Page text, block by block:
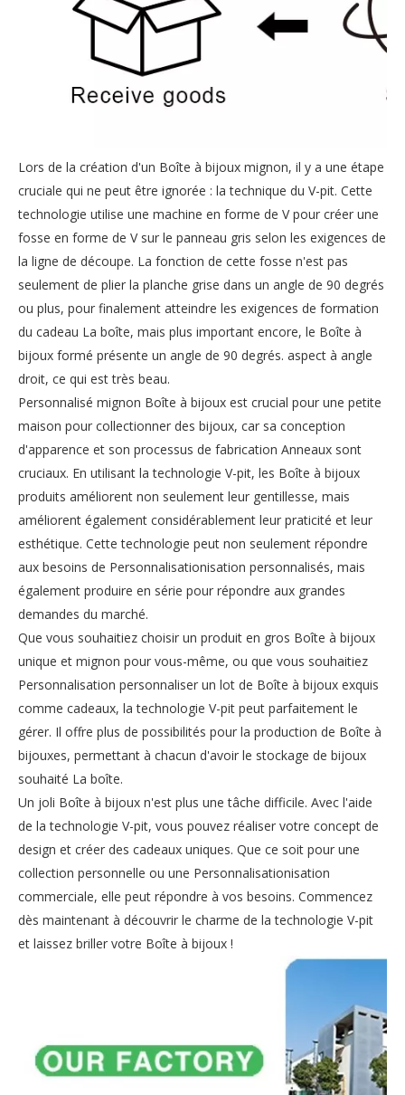
Lors de la création d'un Boîte à bijoux mignon, il y a une étape
cruciale qui ne peut être ignorée : la technique du V-pit. Cette
technologie utilise une machine en forme de V pour créer une
fosse en forme de V sur le panneau gris selon les exigences de
la ligne de découpe. La fonction de cette fosse n'est pas
seulement de plier la planche grise dans un angle de 90 degrés
ou plus, pour finalement atteindre les exigences de formation
du cadeau La boîte, mais plus important encore, le Boîte à
bijoux formé présente un angle de 90 degrés. aspect à angle
droit, ce qui est très beau.
Personnalisé mignon Boîte à bijoux est crucial pour une petite
maison pour collectionner des bijoux, car sa conception
d'apparence et son processus de fabrication Anneaux sont
cruciaux. En utilisant la technologie V-pit, les Boîte à bijoux
produits améliorent non seulement leur gentillesse, mais
améliorent également considérablement leur praticité et leur
esthétique. Cette technologie peut non seulement répondre
aux besoins de Personnalisationisation personnalisés, mais
également produire en série pour répondre aux grandes
demandes du marché.
Que vous souhaitiez choisir un produit en gros Boîte à bijoux
unique et mignon pour vous-même, ou que vous souhaitiez
Personnalisation personnaliser un lot de Boîte à bijoux exquis
comme cadeaux, la technologie V-pit peut parfaitement le
gérer. Il offre plus de possibilités pour la production de Boîte à
bijouxes, permettant à chacun d'avoir le stockage de bijoux
souhaité La boîte.
Un joli Boîte à bijoux n'est plus une tâche difficile. Avec l'aide
de la technologie V-pit, vous pouvez réaliser votre concept de
design et créer des cadeaux uniques. Que ce soit pour une
collection personnelle ou une Personnalisationisation
commerciale, elle peut répondre à vos besoins. Commencez
dès maintenant à découvrir le charme de la technologie V-pit
et laissez briller votre Boîte à bijoux !